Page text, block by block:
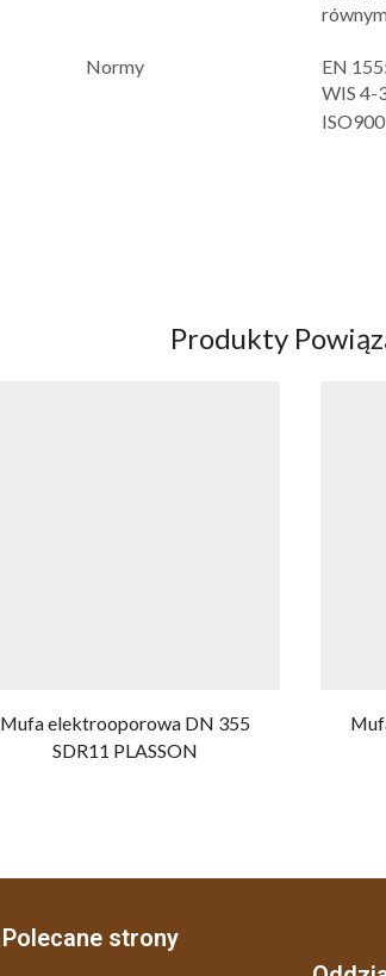
Normy
EN
WIS 4-
Produkty
Mufa elektrooporowa DN 355
SDR11 PLASSON
Polecane strony